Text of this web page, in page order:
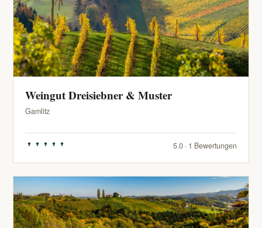
Weingut Dreisiebner & Muster
Gamlitz
5.0 · 1 Bewertungen